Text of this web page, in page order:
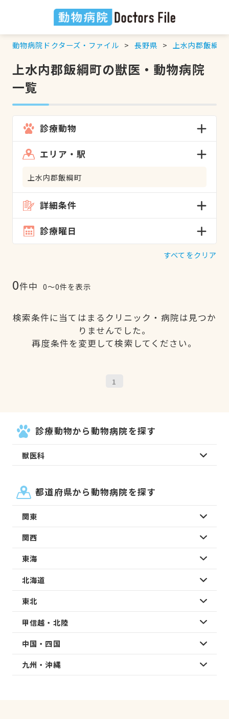
動物病院ドクターズ・ファイル 長野県 上水内郡飯綱町
上水内郡飯綱町の獣医・動物病院
一覧
診療動物
エリア・駅
上水内郡飯綱町
詳細条件
診療曜日
すべてをクリア
0件中 0〜0件を表示
検索条件に当てはまるクリニック・病院は見つか
りませんでした。
再度条件を変更して検索してください。
1
診療動物から動物病院を探す
獣医科
都道府県から動物病院を探す
関東
関西
東海
北海道
東北
甲信越・北陸
中国・四国
九州・沖縄